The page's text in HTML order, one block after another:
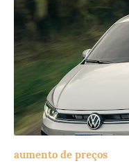
aumento de preços